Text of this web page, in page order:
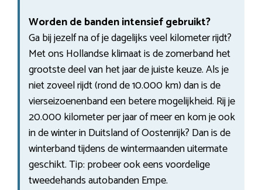
Worden de banden intensief gebruikt?
Ga bij jezelf na of je dagelijks veel kilometer rijdt?
Met ons Hollandse klimaat is de zomerband het
grootste deel van het jaar de juiste keuze. Als je
niet zoveel rijdt (rond de 10.000 km) dan is de
vierseizoenenband een betere mogelijkheid. Rij je
20.000 kilometer per jaar of meer en kom je ook
in de winter in Duitsland of Oostenrijk? Dan is de
winterband tijdens de wintermaanden uitermate
geschikt. Tip: probeer ook eens voordelige
tweedehands autobanden Empe.